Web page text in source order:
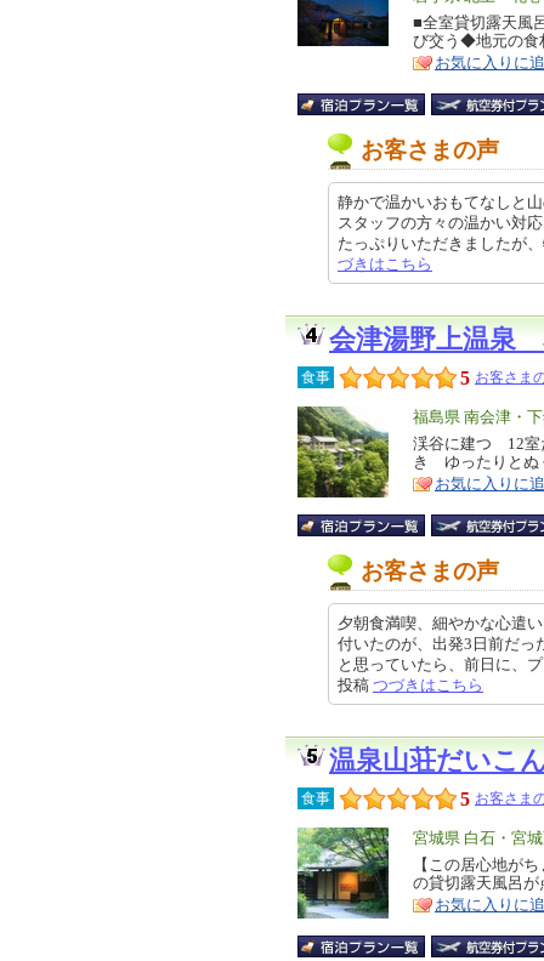
リ
ア
特
徴
■全室貸切露天風
び交う◆地元の食
お気に入りに
お客さまの声
静かで温かいおもてなしと
スタッフの方々の温かい対
たっぷりいただきましたが
づきはこちら
会津湯野上温泉
食事 5 お客さま
エ
リ
ア
福島県 南会津・
特
徴
渓谷に建つ 12室
き ゆったりとぬ
お気に入りに
お客さまの声
夕朝食満喫、細やかな心遣
付いたのが、出発3日前だっ
と思っていたら、前日に、
投稿 つづきはこちら
温泉山荘だいこ
食事 5 お客さま
エ
リ
ア
宮城県 白石・宮
特
徴
【この居心地が
の貸切露天風呂
お気に入りに